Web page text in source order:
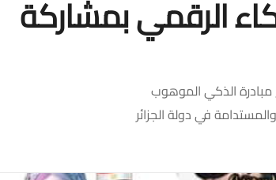
الرقمي بمشاركة
مبادرة الذكي الموهوب
في دولة الجزائر